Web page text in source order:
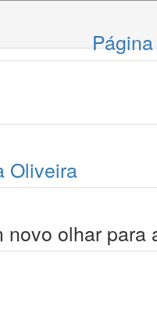
Oliveira
novo olhar